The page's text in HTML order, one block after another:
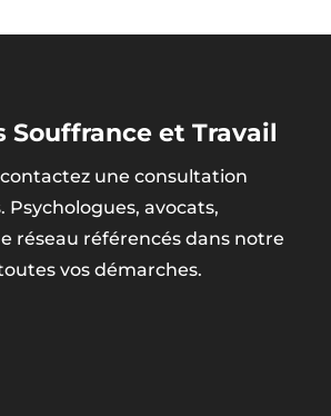
et Travail
une consultation
Psychologues, avocats,
réseau référencés dans notre
vos démarches.